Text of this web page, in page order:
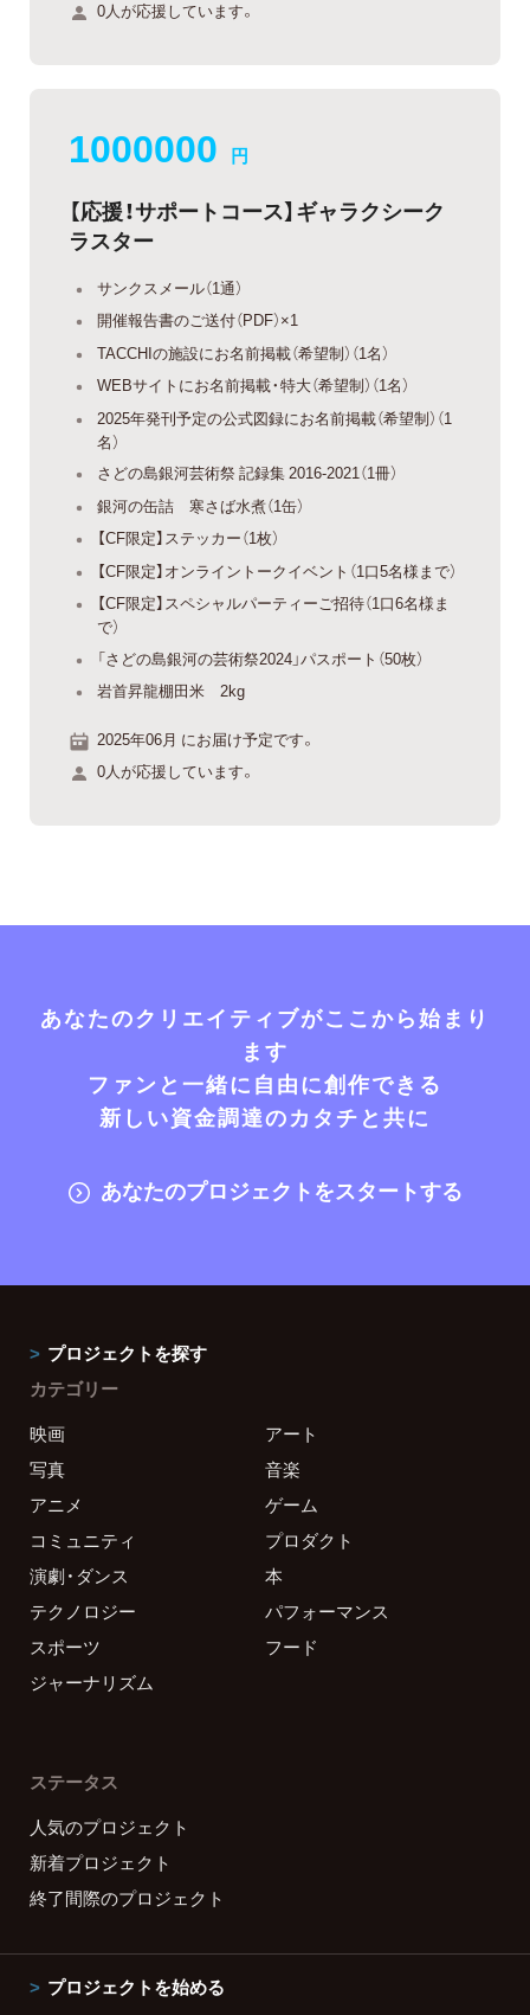
0人が応援しています。
1000000 円
【応援！サポートコース】ギャラクシーク
ラスター
サンクスメール（1通）
開催報告書のご送付（PDF）×1
TACCHIの施設にお名前掲載（希望制）（1名）
WEBサイトにお名前掲載・特大（希望制）（1名）
2025年発刊予定の公式図録にお名前掲載（希望制）（1
名）
さどの島銀河芸術祭 記録集 2016-2021（1冊）
銀河の缶詰 寒さば水煮（1缶）
【CF限定】ステッカー（1枚）
【CF限定】オンライントークイベント（1口5名様まで）
【CF限定】スペシャルパーティーご招待（1口6名様ま
で）
「さどの島銀河の芸術祭2024」パスポート（50枚）
岩首昇龍棚田米 2kg
2025年06月 にお届け予定です。
0人が応援しています。
あなたのクリエイティブがここから始まり
ます
ファンと一緒に自由に創作できる
新しい資金調達のカタチと共に
あなたのプロジェクトをスタートする
プロジェクトを探す
カテゴリー
映画
アート
写真
音楽
アニメ
ゲーム
コミュニティ
プロダクト
演劇・ダンス
本
テクノロジー
パフォーマンス
スポーツ
フード
ジャーナリズム
ステータス
人気のプロジェクト
新着プロジェクト
終了間際のプロジェクト
プロジェクトを始める